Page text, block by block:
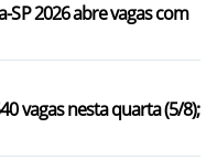
SP 2026 abre vagas com
vagas nesta quarta (5/8);